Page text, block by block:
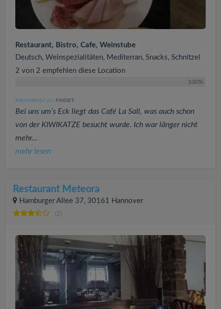
Restaurant, Bistro, Cafe, Weinstube
Deutsch, Weinspezialitäten, Mediterran, Snacks, Schnitzel
2 von 2 empfehlen diese Location
100%
RYANAIR456 (65 ) FINDET:
Bei uns um‘s Eck liegt das Café La Sall, was auch schon
von der KIWIKATZE besucht wurde. Ich war länger nicht
mehr...
mehr lesen
Restaurant Meteora
Hamburger Allee 37, 30161 Hannover
(2)